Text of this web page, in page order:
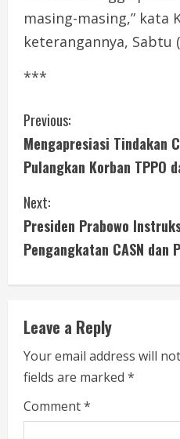
masing-masing,” kata
keterangannya, Sabtu
***
C
o
n
t
i
n
u
e
R
e
Previous:
Mengapresiasi Tindakan
Pulangkan Korban TPPO
Next:
Presiden Prabowo
Pengangkatan CASN dan
Leave a Reply
Your email address will
fields are marked *
Comment*